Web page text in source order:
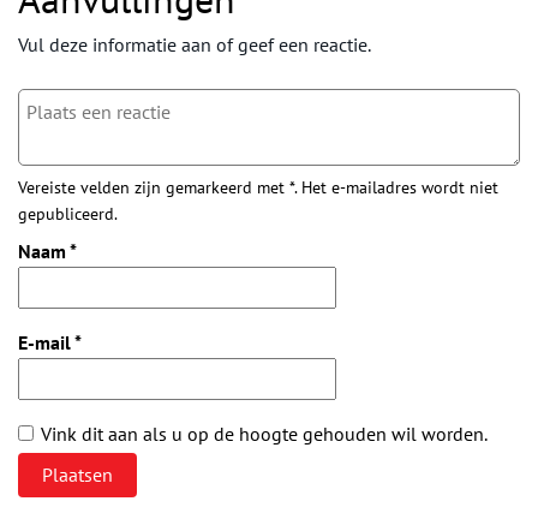
Vul deze informatie aan of geef een reactie.
Vereiste velden zijn gemarkeerd met *. Het e-mailadres wordt niet
gepubliceerd.
Naam *
E-mail*
Vink dit aan als u op de hoogte gehouden wil worden.